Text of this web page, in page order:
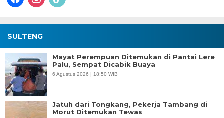
SULTENG
Mayat Perempuan Ditemukan di Pantai Lere
Palu, Sempat Dicabik Buaya
6 Agustus 2026 | 18:50 WIB
Jatuh dari Tongkang, Pekerja Tambang di
Morut Ditemukan Tewas